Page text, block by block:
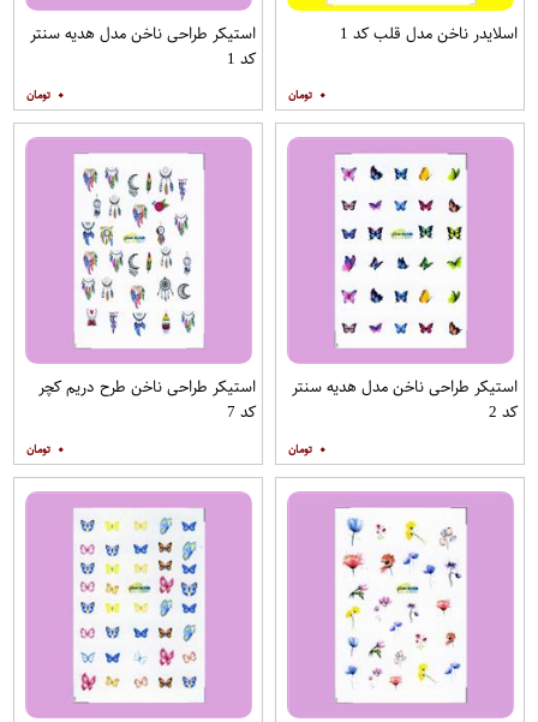
اسلایدر ناخن مدل قلب کد 1
۰
استیکر طراحی ناخن مدل هدیه سنتر
کد 1
۰
استیکر طراحی ناخن مدل هدیه سنتر
کد 2
۰
استیکر طراحی ناخن طرح دریم کچر
کد 7
۰